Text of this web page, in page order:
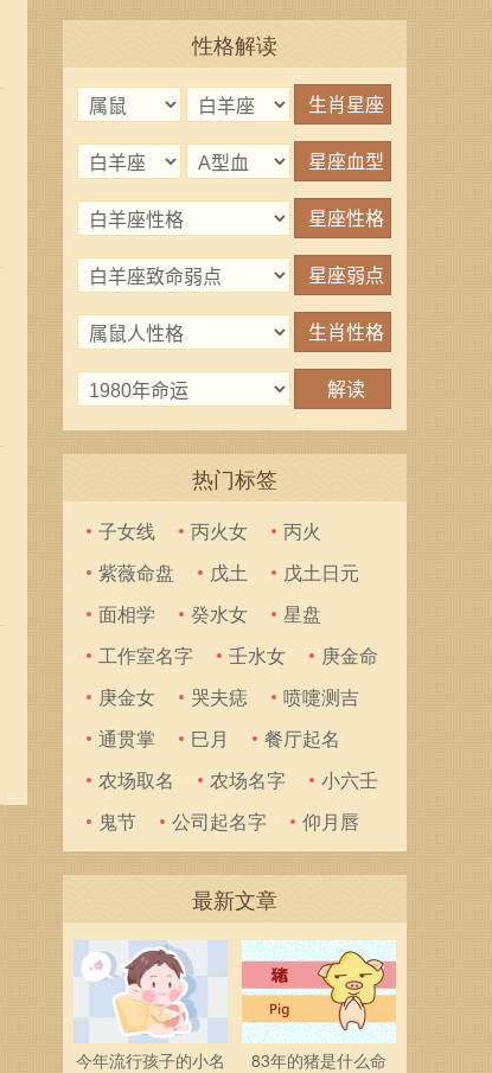
性格解读
热门标签
子女线 丙火女
丙火
紫薇命盘
戊土
戊土日元
面相学
癸水女
星盘
工作室名字
壬水女
庚金命
庚金女
哭夫痣
喷嚏测吉
通贯掌
巳月
餐厅起名
农场取名
农场名字
小六壬
鬼节
公司起名字 仰月唇
最新文章
今年流行孩子的小名 83年的猪是什么命